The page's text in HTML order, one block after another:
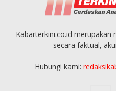
Kabarterkini.co.id merupakan
secara faktual,
Hubungi kami: